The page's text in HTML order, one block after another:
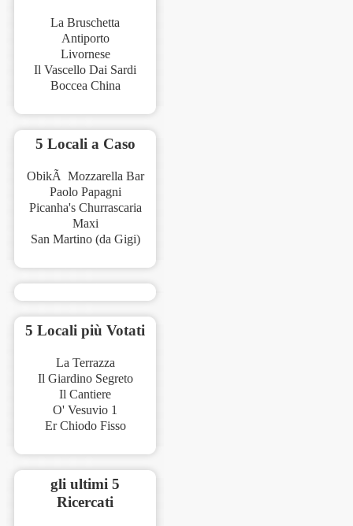
La Bruschetta
Antiporto
Livornese
Il Vascello Dai Sardi
Boccea China
5 Locali a Caso
ObikÃ Mozzarella Bar
Paolo Papagni
Picanha's Churrascaria
Maxi
San Martino (da Gigi)
5 Locali più Votati
La Terrazza
Il Giardino Segreto
Il Cantiere
O' Vesuvio 1
Er Chiodo Fisso
gli ultimi 5
Ricercati